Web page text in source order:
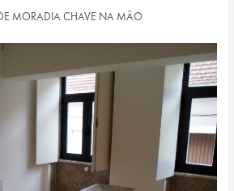
MORADIA CHAVE NA MÃO